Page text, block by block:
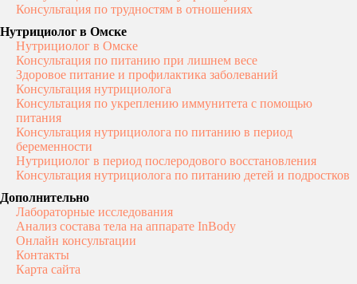
Консультация по трудностям в отношениях
Нутрициолог в Омске
Нутрициолог в Омске
Консультация по питанию при лишнем весе
Здоровое питание и профилактика заболеваний
Консультация нутрициолога
Консультация по укреплению иммунитета с помощью
питания
Консультация нутрициолога по питанию в период
беременности
Нутрициолог в период послеродового восстановления
Консультация нутрициолога по питанию детей и подростков
Дополнительно
Лабораторные исследования
Анализ состава тела на аппарате InBody
Онлайн консультации
Контакты
Карта сайта
Я даю
согласие на обработку
персональных данныхи
соглашаюсь с Политикой в
отношении обработки
персональных данных
Записаться